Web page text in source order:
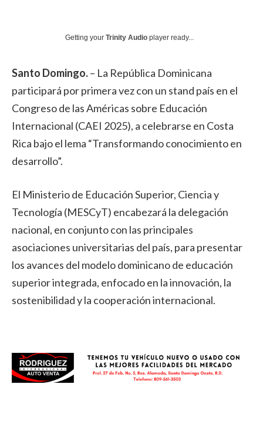
Getting your Trinity Audio player ready...
Santo Domingo.– La República Dominicana
participará por primera vez con un stand país en el
Congreso de las Américas sobre Educación
Internacional (CAEI 2025), a celebrarse en Costa
Rica bajo el lema “Transformando conocimiento en
desarrollo”.
El Ministerio de Educación Superior, Ciencia y
Tecnología (MESCyT) encabezará la delegación
nacional, en conjunto con las principales
asociaciones universitarias del país, para presentar
los avances del modelo dominicano de educación
superior integrada, enfocado en la innovación, la
sostenibilidad y la cooperación internacional.